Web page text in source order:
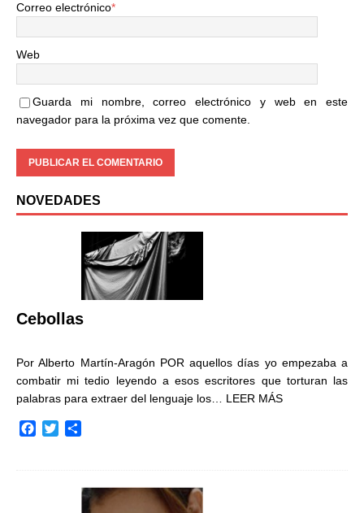
Correo electrónico*
Web
Guarda mi nombre, correo electrónico y web en este
navegador para la próxima vez que comente.
NOVEDADES
Cebollas
Por Alberto Martín-Aragón POR aquellos días yo empezaba a
combatir mi tedio leyendo a esos escritores que torturan las
palabras para extraer del lenguaje los… LEER MÁS
a